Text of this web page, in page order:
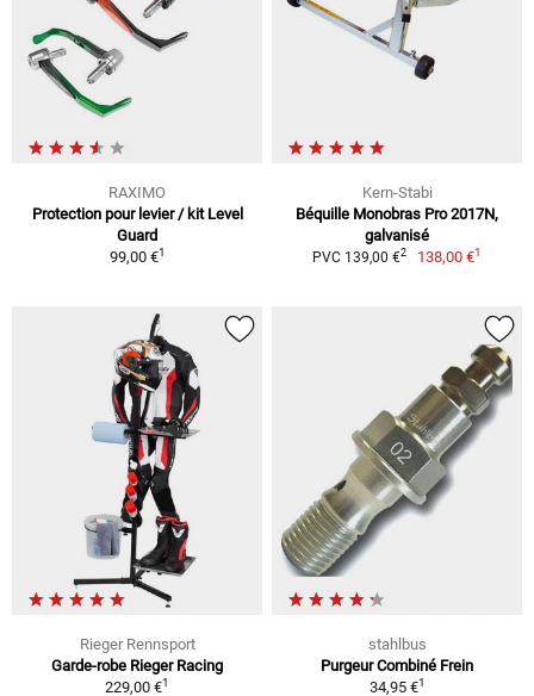
RAXIMO
Protection pour levier / kit Level
Guard
99,00 €1
Kern-Stabi
Béquille Monobras Pro 2017N,
galvanisé
PVC 139,00 €2 138,00 €1
Rieger Rennsport
Garde-robe Rieger Racing
229,00 €1
stahlbus
Purgeur Combiné Frein
34,95 €1